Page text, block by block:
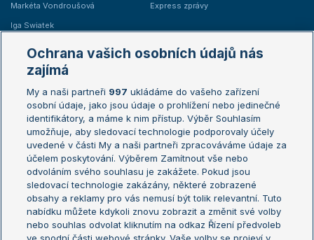
Markéta Vondroušová
Iga Swiatek
Express zprávy
Žebříčky
Žebříček ATP (muži)
Žebříček WTA (ženy)
Sázkařský žebříček
Australian Open
French Open
Wimbledon
US Open
Turnaj mistrů
Turnaj mistryň
Aktualní trendy
Fotbalové přestupy
Ochrana vašich osobních údajů nás
zajímá
My a naši partneři 997 ukládáme do vašeho zařízení
osobní údaje, jako jsou údaje o prohlížení nebo jedinečné
identifikátory, a máme k nim přístup. Výběr Souhlasím
umožňuje, aby sledovací technologie podporovaly účely
uvedené v části My a naši partneři zpracováváme údaje za
účelem poskytování. Výběrem Zamítnout vše nebo
odvoláním svého souhlasu je zakážete. Pokud jsou
sledovací technologie zakázány, některé zobrazené
obsahy a reklamy pro vás nemusí být tolik relevantní. Tuto
nabídku můžete kdykoli znovu zobrazit a změnit své volby
nebo souhlas odvolat kliknutím na odkaz Řízení předvoleb